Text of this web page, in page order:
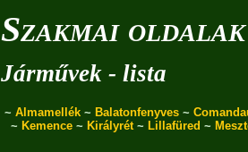
Szakmai oldalak
Járművek - lista
~ Almamellék ~ Balatonfenyves ~
~ Kemence~ Királyrét~ Lillafüred ~